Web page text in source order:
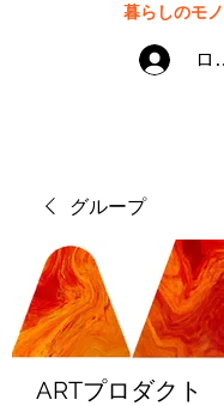
ロ
暮らしのモ
グループ
ARTプロダクト